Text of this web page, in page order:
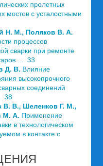
пролетных
мостов с усталостными
Н. М., Поляков В. А.
процессов
сварки при ремонте
... 33
Д. В. Влияние
высокопрочного
соединений
38
В. В., Шеленков Г. М.,
М. А. Применение
в технологическом
в контакте с